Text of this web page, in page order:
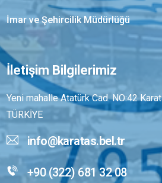
İmar ve Şehircilik Müdürlüğü
İletişim Bilgilerimiz
Yeni mahalle Atatürk Cad. NO:42
TÜRKİYE
info@karatas.bel.tr
+90 (322) 681 32 08